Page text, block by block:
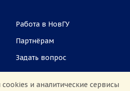
Работа в НовГУ
Партнёрам
Задать вопрос
и аналитические сервисы